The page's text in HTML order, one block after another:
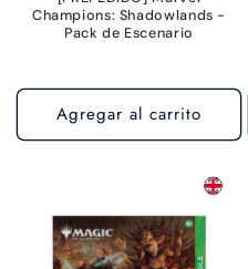
Champions: Shadowlands -
Pack de Escenario
Agregar al carrito